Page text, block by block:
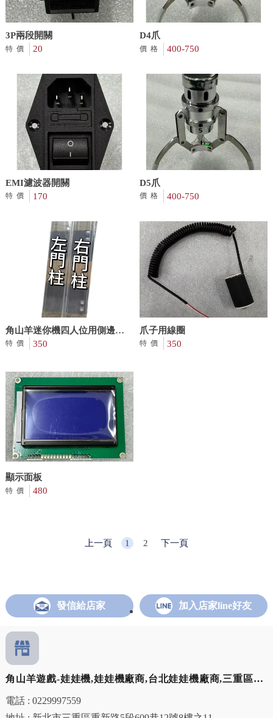
3P兩段開關
特價 20
D4爪
價格 400-750
EMI濾波器開關
特價 170
D5爪
價格 400-750
角山羊迷你機四人位用側邊玻
璃門柱
特價 350
爪子用線圈
特價 350
顯示面板
特價 480
上一頁 1 2 下一頁
發信給店家 加入店家line好友
角山羊遊戲-娃娃機,娃娃機廠商,台北娃娃機廠商,三重區娃
娃機廠商
電話 : 0229997559